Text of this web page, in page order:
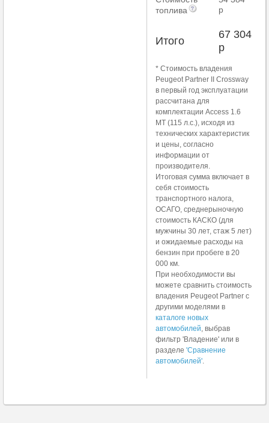
топлива
р
Итого
67 304
р
* Стоимость владения
Peugeot Partner II Crossway
в первый год эксплуатации
рассчитана для
комплектации Access 1.6
MT (115 л.с.), исходя из
технических характеристик
и цены, согласно
информации от
производителя.
Итоговая сумма включает в
себя стоимость
транспортного налога,
ОСАГО, среднерыночную
стоимость КАСКО (для
мужчины 30 лет, стаж 5 лет)
и ожидаемые расходы на
бензин при пробеге в 20
000 км.
При необходимости вы
можете сравнить стоимость
владения Peugeot Partner с
другими моделями в
каталоге новых
автомобилей, выбрав
фильтр 'Владение' или в
разделе 'Сравнение
автомобилей'.